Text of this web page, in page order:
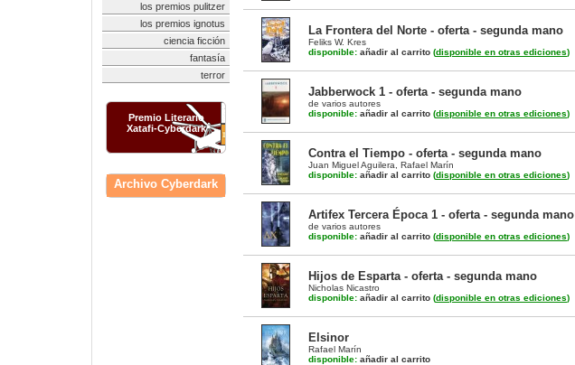
los premios pulitzer
los premios ignotus
ciencia ficción
fantasía
terror
Premio Literario
Xatafi-Cyberdark
Archivo Cyberdark
La Frontera del Norte - oferta - segunda mano
Feliks W. Kres
disponible: añadir al carrito (disponible en otras ediciones)
Jabberwock 1 - oferta - segunda mano
de varios autores
disponible: añadir al carrito (disponible en otras ediciones)
Contra el Tiempo - oferta - segunda mano
Juan Miguel Aguilera
Rafael Marín
disponible: añadir al carrito (disponible en otras ediciones)
Artifex Tercera Época 1 - oferta - segunda mano
de varios autores
disponible: añadir al carrito (disponible en otras ediciones)
Hijos de Esparta - oferta - segunda mano
Nicholas Nicastro
disponible: añadir al carrito (disponible en otras ediciones)
Elsinor
Rafael Marín
disponible: añadir al carrito